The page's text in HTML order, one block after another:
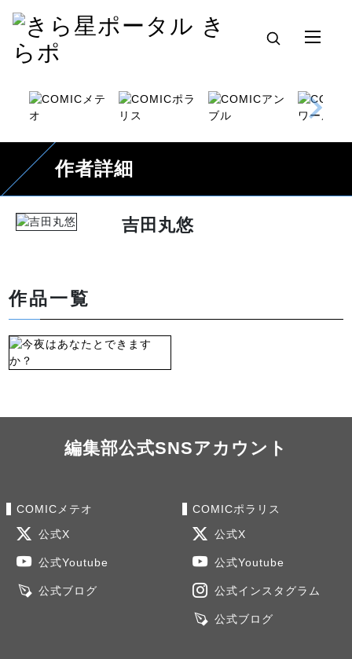
作者詳細
吉田丸悠
作品一覧
編集部公式SNSアカウント
COMICメテオ
公式X
公式Youtube
公式ブログ
COMICポラリス
公式X
公式Youtube
公式インスタグラム
公式ブログ